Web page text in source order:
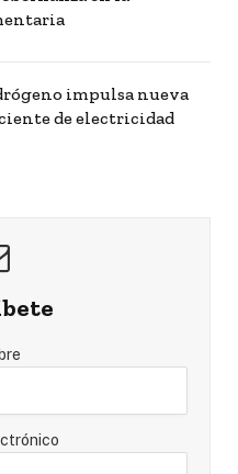
impulsa nueva
de electricidad